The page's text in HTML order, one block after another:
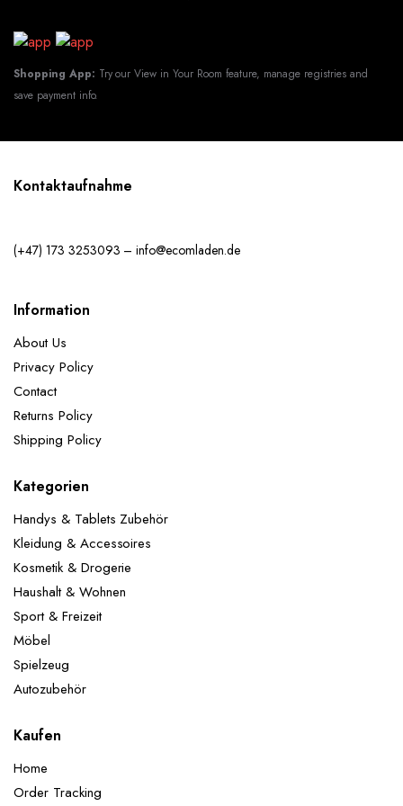
Shopping App: Try our View in Your Room feature, manage registries and
save payment info.
Kontaktaufnahme
(+47) 173 3253093 – info@ecomladen.de
Information
About Us
Privacy Policy
Contact
Returns Policy
Shipping Policy
Kategorien
Handys & Tablets Zubehör
Kleidung & Accessoires
Kosmetik & Drogerie
Haushalt & Wohnen
Sport & Freizeit
Möbel
Spielzeug
Autozubehör
Kaufen
Home
Order Tracking